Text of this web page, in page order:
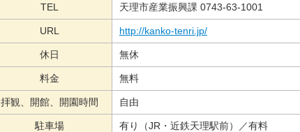
TEL 天理市産業振興課 0743-63-1001
URL http://kanko-tenri.jp/
休日 無休
料金 無料
拝観、開館、開園時間 自由
駐車場 有り（JR・近鉄天理駅前）／有料